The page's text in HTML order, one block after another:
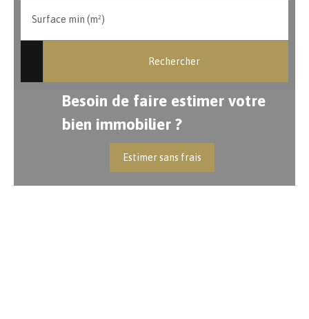
Surface min (m²)
Rechercher
Besoin de faire estimer votre
bien immobilier ?
Estimer sans frais